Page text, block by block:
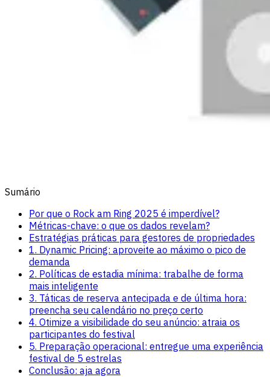
Sumário
Por que o Rock am Ring 2025 é imperdível?
Métricas-chave: o que os dados revelam?
Estratégias práticas para gestores de propriedades
1. Dynamic Pricing: aproveite ao máximo o pico de
demanda
2. Políticas de estadia mínima: trabalhe de forma
mais inteligente
3. Táticas de reserva antecipada e de última hora:
preencha seu calendário no preço certo
4. Otimize a visibilidade do seu anúncio: atraia os
participantes do festival
5. Preparação operacional: entregue uma experiência
festival de 5 estrelas
Conclusão: aja agora